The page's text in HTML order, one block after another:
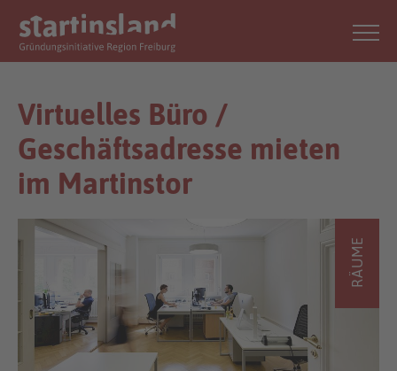
Virtuelles Büro /
Geschäftsadresse mieten
im Martinstor
RÄUME